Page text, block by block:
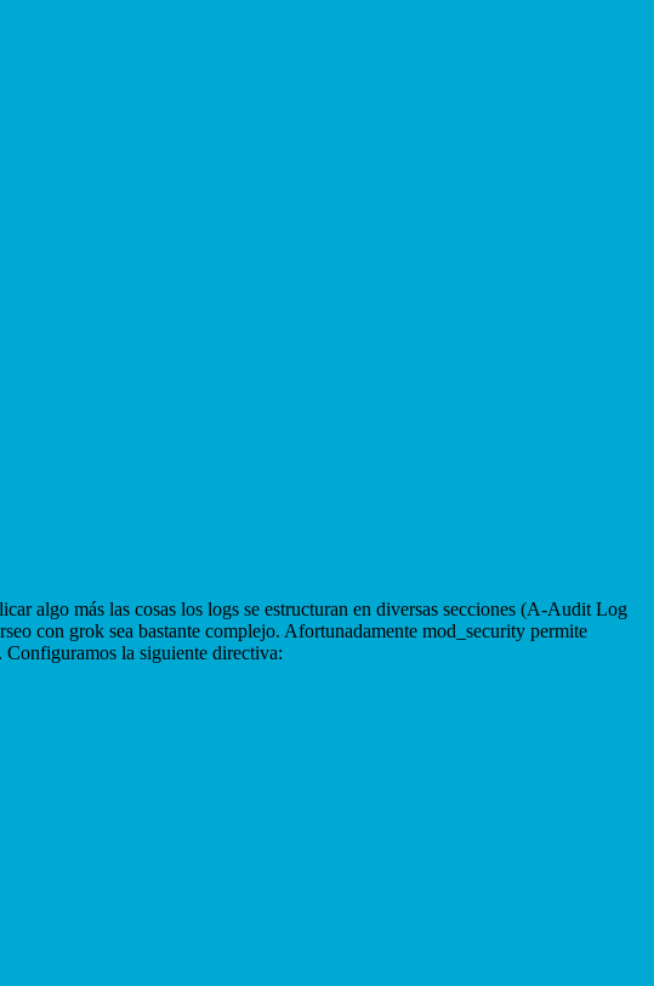
algo más las cosas los logs se estructuran en diversas secciones (A-Audit Log
con grok sea bastante complejo. Afortunadamente mod_security permite
la siguiente directiva: